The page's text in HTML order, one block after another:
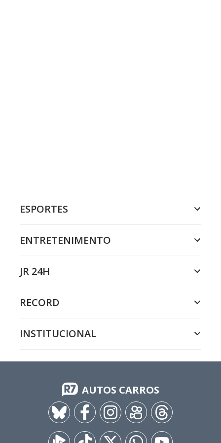
ESPORTES
ENTRETENIMENTO
JR 24H
RECORD
INSTITUCIONAL
AUTOS CARROS